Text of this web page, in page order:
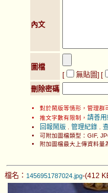
內文
圖檔
[
無貼圖] [
刪除密碼
對於鬧版等情形，管理群
推文字數有限制， 請善
回報鬧版
管理紀錄
可附加圖檔類型：GIF,
附加圖檔最大上傳資料量
檔名： 1456951787024.jpg-(412